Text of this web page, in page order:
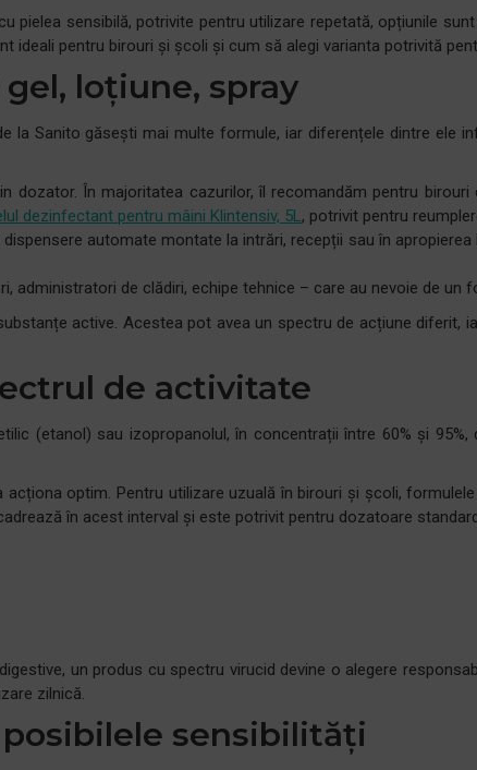
pielea sensibilă, potrivite pentru utilizare repetată, opțiunile
pentru birouri și școli și cum să alegi varianta potrivită
loțiune, spray
la Sanito găsești mai multe formule, iar diferențele dintre ele
dozator. În majoritatea cazurilor, îl recomandăm pentru
dezinfectant pentru mâini Klintensiv, 5L, potrivit pentru
automate montate la intrări, recepții sau în
administratori de clădiri, echipe tehnice – care au nevoie de un
active. Acestea pot avea un spectru de acțiune diferit,
de activitate
(etanol) sau izopropanolul, în concentrații între 60% și
optim. Pentru utilizare uzuală în birouri și școli,
în acest interval și este potrivit pentru dozatoare
un produs cu spectru virucid devine o alegere
zilnică.
sensibilități